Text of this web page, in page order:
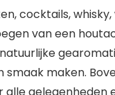
cocktails, whisky,
van een
maken.